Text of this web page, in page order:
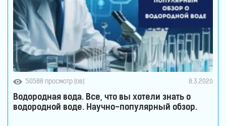
50588 просмотр (ов) 8.3.2026
Водородная вода. Все, что вы хотели знать о
водородной воде. Научно-популярный обзор.